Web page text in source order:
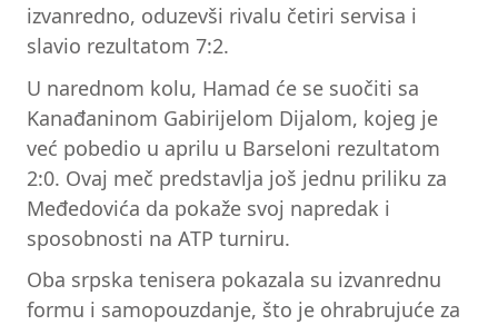
izvanredno, oduzevši rivalu četiri servisa i
slavio rezultatom 7:2.
U narednom kolu, Hamad će se suočiti sa
Kanađaninom Gabirijelom Dijalom, kojeg je
već pobedio u aprilu u Barseloni rezultatom
2:0. Ovaj meč predstavlja još jednu priliku za
Međedovića da pokaže svoj napredak i
sposobnosti na ATP turniru.
Oba srpska tenisera pokazala su izvanrednu
formu i samopouzdanje, što je ohrabrujuće za